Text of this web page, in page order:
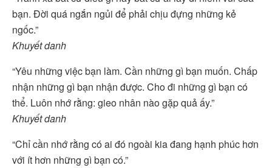
bạn. Đời quá ngắn ngủi để phải chịu đựng những kẻ
ngốc.”
Khuyết danh
“Yêu những việc bạn làm. Cần những gì bạn muốn. Chấp
nhận những gì bạn nhận được. Cho đi những gì bạn có
thể. Luôn nhớ rằng: gieo nhân nào gặp quả ấy.”
Khuyết danh
“Chỉ cần nhớ rằng có ai đó ngoài kia đang hạnh phúc hơn
với ít hơn những gì bạn có.”